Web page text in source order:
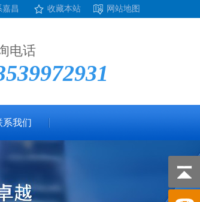
嘉昌 收藏本站 网站地图
电话
系我们